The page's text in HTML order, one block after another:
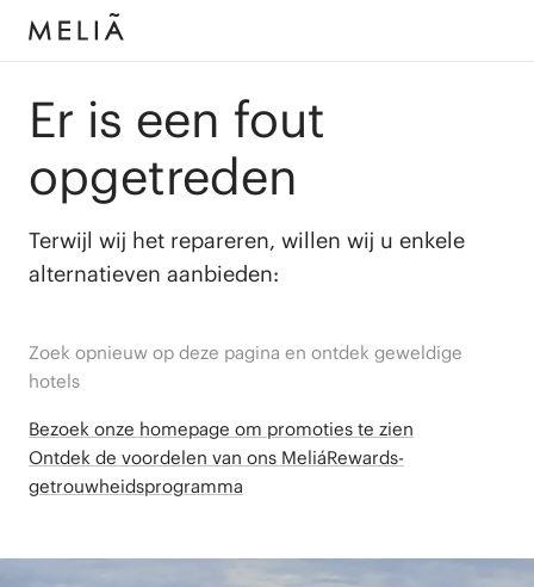
Er is een fout
opgetreden
Terwijl wij het repareren, willen wij u enkele
alternatieven aanbieden:
Zoek opnieuw op deze pagina en ontdek geweldige
hotels
Bezoek onze homepage om promoties te zien
Ontdek de voordelen van ons MeliáRewards-
getrouwheidsprogramma